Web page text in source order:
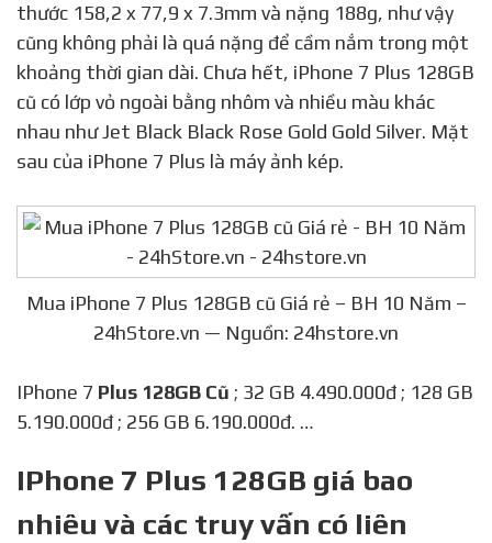
thước 158,2 x 77,9 x 7.3mm và nặng 188g, như vậy
cũng không phải là quá nặng để cầm nắm trong một
khoảng thời gian dài. Chưa hết, iPhone 7 Plus 128GB
cũ có lớp vỏ ngoài bằng nhôm và nhiều màu khác
nhau như Jet Black Black Rose Gold Gold Silver. Mặt
sau của iPhone 7 Plus là máy ảnh kép.
Mua iPhone 7 Plus 128GB cũ Giá rẻ – BH 10 Năm –
24hStore.vn — Nguồn: 24hstore.vn
IPhone 7 Plus 128GB Cũ ; 32 GB 4.490.000đ ; 128 GB
5.190.000đ ; 256 GB 6.190.000đ. …
IPhone 7 Plus 128GB giá bao
nhiêu và các truy vấn có liên